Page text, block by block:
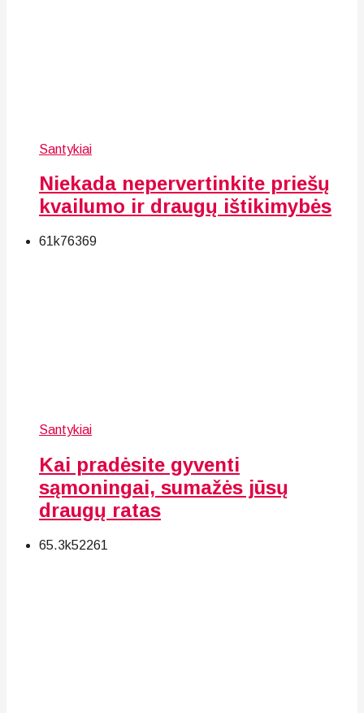
Santykiai
Niekada nepervertinkite priešų
kvailumo ir draugų ištikimybės
61k76369
Santykiai
Kai pradėsite gyventi
sąmoningai, sumažės jūsų
draugų ratas
65.3k52261